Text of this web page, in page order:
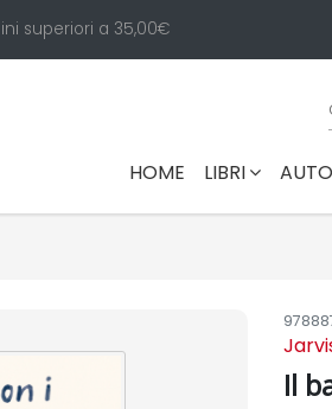
superiori a 35,00€
HOME (CURRENT)
LIBRI
Il